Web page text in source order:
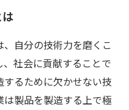
自分の技術力を磨くこ
社会に貢献することで
るために欠かせない技
製品を製造する上で極